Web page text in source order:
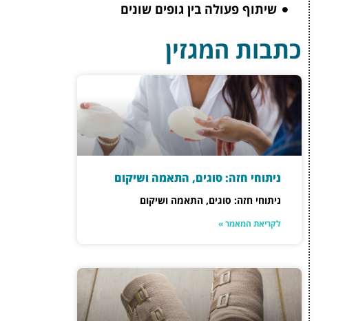
שיתוף פעולה בין גופים שונים
כתבות המגזין
ניתוחי חזה: סוגים, התאמה ושיקום
ניתוחי חזה: סוגים, התאמה ושיקום
לקריאת המאמר »